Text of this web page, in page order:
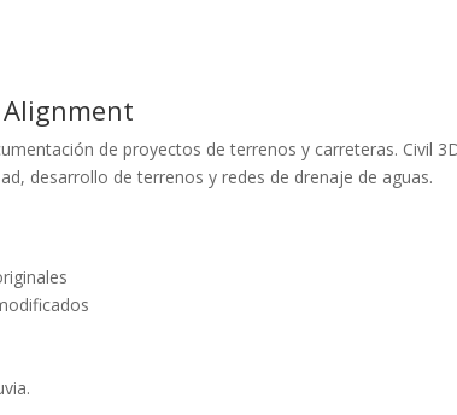
de proyectos de terrenos y carreteras. Civil
desarrollo de terrenos y redes de drenaje de aguas.